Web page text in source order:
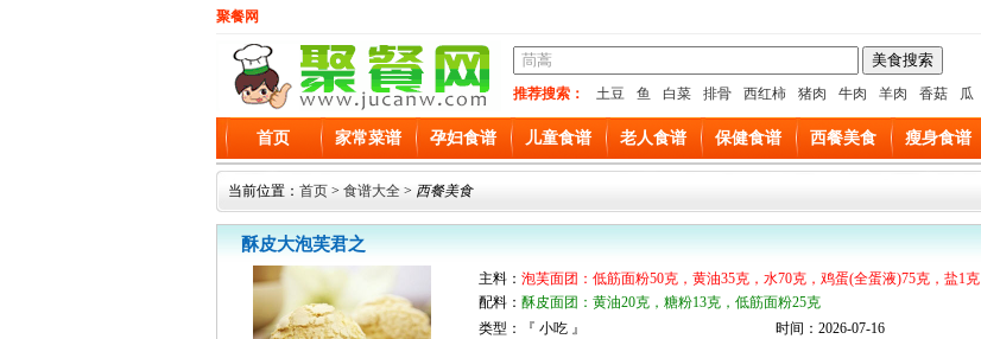
聚餐网
推荐搜索： 土豆 鱼 白菜 排骨 西红柿 猪肉 牛肉 羊肉 香菇 瓜
首页 家常菜谱 孕妇食谱 儿童食谱 老人食谱 保健食谱 西餐美食 瘦身食谱
当前位置： 首页 > 食谱大全 > 西餐美食
酥皮大泡芙君之
主料： 泡芙面团：低筋面粉50克，黄油35克，水70克，鸡蛋(全蛋液)75克，盐1克
配料： 酥皮面团：黄油20克，糖粉13克，低筋面粉25克
类型：『 小吃 』
时间：2026-07-16